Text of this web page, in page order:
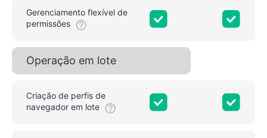
Gerenciamento flexível de
permissões
Operação em lote
Criação de perfis de
navegador em lote